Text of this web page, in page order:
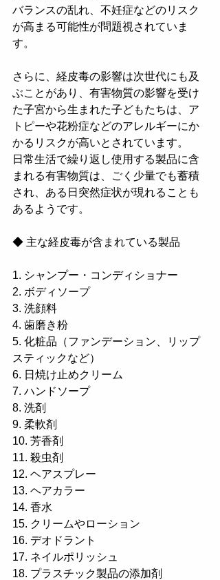
バランスの乱れ、不妊症などのリスク
が高まる可能性が問題視されていま
す。
さらに、経皮毒の影響は次世代にも及
ぶことがあり、有害物質の影響を受け
た子宮から生まれた子どもたちは、ア
トピーや花粉症などのアレルギーにか
かるリスクが高いとされています。
日常生活で繰り返し使用する製品に含
まれる有害物質は、ごく少量でも蓄積
され、ある日突然症状が現れることも
あるようです。
◆ 主な経皮毒が含まれている製品
1. シャンプー・コンディショナー
2. ボディソープ
3. 洗顔料
4. 歯磨き粉
5. 化粧品（ファンデーション、リップ
スティックなど）
6. 日焼け止めクリーム
7. ハンドソープ
8. 洗剤
9. 柔軟剤
10. 芳香剤
11. 殺虫剤
12. ヘアスプレー
13. ヘアカラー
14. 香水
15. クリームやローション
16. デオドラント
17. ネイルポリッシュ
18. プラスチック製品の添加剤